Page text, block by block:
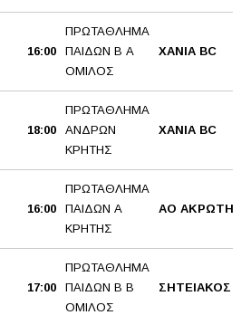
16:00
ΠΡΩΤΑΘΛΗΜΑ
ΠΑΙΔΩΝ Β Α
ΟΜΙΛΟΣ
ΧΑΝΙΑ BC
18:00
ΠΡΩΤΑΘΛΗΜΑ
ΑΝΔΡΩΝ
ΚΡΗΤΗΣ
ΧΑΝΙΑ BC
16:00
ΠΡΩΤΑΘΛΗΜΑ
ΠΑΙΔΩΝ Α
ΚΡΗΤΗΣ
ΑΟ
17:00
ΠΡΩΤΑΘΛΗΜΑ
ΠΑΙΔΩΝ Β Β
ΟΜΙΛΟΣ
ΣΗΤΕΙΑΚΟΣ